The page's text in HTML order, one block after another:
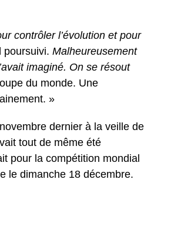
contrôler l’évolution et pour
poursuivi. Malheureusement
imaginé. On se résout
du monde. Une
»
dernier à la veille de
tout de même été
pour la compétition mondial
le dimanche 18 décembre.